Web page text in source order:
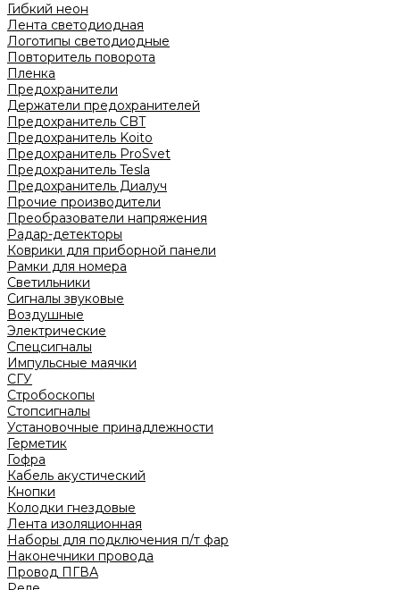
Гибкий неон
Лента светодиодная
Логотипы светодиодные
Повторитель поворота
Пленка
Предохранители
Держатели предохранителей
Предохранитель CBT
Предохранитель Koito
Предохранитель ProSvet
Предохранитель Tesla
Предохранитель Диалуч
Прочие производители
Преобразователи напряжения
Радар-детекторы
Коврики для приборной панели
Рамки для номера
Светильники
Сигналы звуковые
Воздушные
Электрические
Спецсигналы
Импульсные маячки
СГУ
Стробоскопы
Стопсигналы
Установочные принадлежности
Герметик
Гофра
Кабель акустический
Кнопки
Колодки гнездовые
Лента изоляционная
Наборы для подключения п/т фар
Наконечники провода
Провод ПГВА